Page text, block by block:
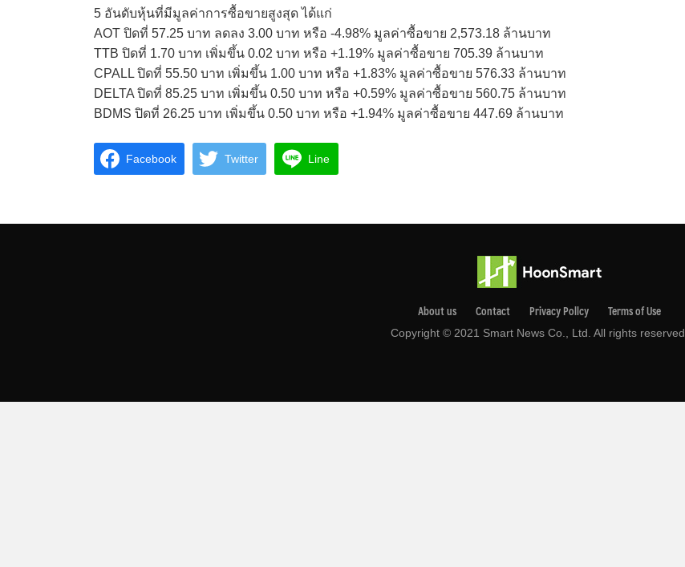
5 อันดับหุ้นที่มีมูลค่าการซื้อขายสูงสุด ได้แก่
AOT ปิดที่ 57.25 บาท ลดลง 3.00 บาท หรือ -4.98% มูลค่าซื้อขาย 2,573.18 ล้านบาท
TTB ปิดที่ 1.70 บาท เพิ่มขึ้น 0.02 บาท หรือ +1.19% มูลค่าซื้อขาย 705.39 ล้านบาท
CPALL ปิดที่ 55.50 บาท เพิ่มขึ้น 1.00 บาท หรือ +1.83% มูลค่าซื้อขาย 576.33 ล้านบาท
DELTA ปิดที่ 85.25 บาท เพิ่มขึ้น 0.50 บาท หรือ +0.59% มูลค่าซื้อขาย 560.75 ล้านบาท
BDMS ปิดที่ 26.25 บาท เพิ่มขึ้น 0.50 บาท หรือ +1.94% มูลค่าซื้อขาย 447.69 ล้านบาท
Facebook Twitter Line
About us Contact Privacy Pollcy Terms of Use
Copyright © 2021 Smart News Co., Ltd. All rights reserved.